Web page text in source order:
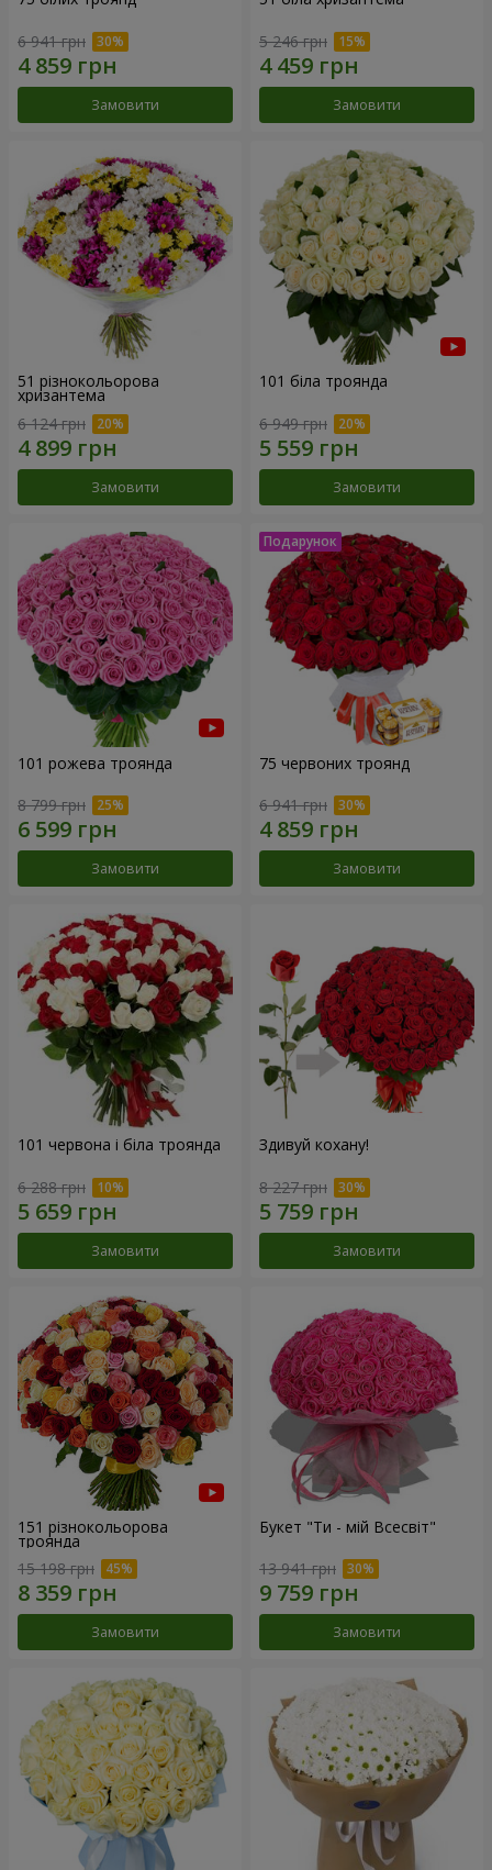
6 941 грн
Замовити
5 246 грн
Замовити
51 різнокольорова
хризантема
6 124 грн
Замовити
101 біла троянда
6 949 грн
Замовити
101 рожева троянда
8 799 грн
Замовити
75 червоних троянд
6 941 грн
Замовити
101 червона і біла троянда
6 288 грн
Замовити
Здивуй кохану!
8 227 грн
Замовити
151 різнокольорова
троянда
15 198 грн
Замовити
Букет "Ти - мій Всесвіт"
13 941 грн
Замовити